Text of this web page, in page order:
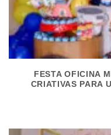
FESTA OFICINA
CRIATIVAS PARA